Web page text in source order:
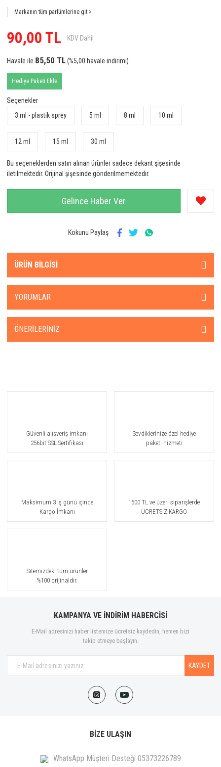
Markanın tüm parfümlerine git >
90,00 TL KDV Dahil
Havale ile 85,50 TL(%5,00 havale indirimi)
Hediye Paketi Ekle
Seçenekler
3 ml - plastik sprey
5 ml 8 ml 10 ml
12 ml 15 ml 30 ml
Bu seçeneklerden satın alınan ürünler sadece dekant şişesinde
iletilmektedir. Orijinal şişesinde gönderilmemektedir.
Gelince Haber Ver
Kokunu Paylaş
ÜRÜN BILGISI
YORUMLAR
ÖNERILERINIZ
Güvenli alışveriş imkanı
256bit SSL Sertifikası
Sevdiklerinize özel hediye
paketi hizmeti
Maksimum 3 iş günü içinde
Kargo İmkanı
1500 TL ve üzeri siparişlerde
ÜCRETSİZ KARGO
Sitemizdeki tüm ürünler
%100 orijinaldir.
KAMPANYA VE İNDİRİM HABERCİSİ
E-Mail adresinizi haber listemize ücretsiz kaydedin, hemen bizi
takip etmeye başlayın.
KAYDET
BİZE ULAŞIN
WhatsApp Müşteri Desteği 05373226789